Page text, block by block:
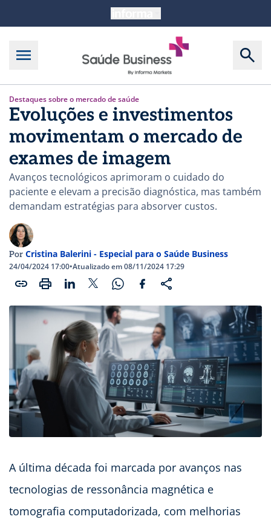
Destaques sobre o mercado de saúde
Evoluções e investimentos
movimentam o mercado de
exames de imagem
Avanços tecnológicos aprimoram o cuidado do
paciente e elevam a precisão diagnóstica, mas também
demandam estratégias para absorver custos.
Por Cristina Balerini - Especial para o Saúde Business
24/04/2024 17:00•Atualizado em 08/11/2024 17:29
A última década foi marcada por avanços nas
tecnologias de ressonância magnética e
tomografia computadorizada, com melhorias